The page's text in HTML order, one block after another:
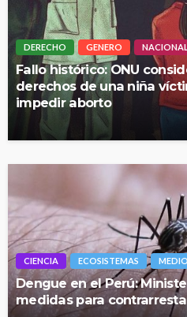
DERECHO GENERO NACIONAL
Fallo histórico: ONU
derechos de una niña
impedir aborto
CIENCIA ECOSISTEMAS
Dengue en el Perú:
medidas para